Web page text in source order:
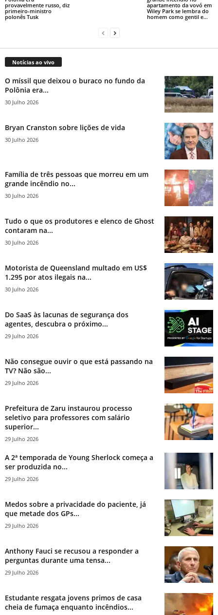
provavelmente russo, diz
primeiro-ministro
polonês Tusk
apartamento da vovó em
Wiley Park se lembra do
homem como gentil e...
Notícias ao vivo
O míssil que deixou o buraco no fundo da
Polônia era...
30 Julho 2026
Bryan Cranston sobre lições de vida
30 Julho 2026
Família de três pessoas que morreu em um
grande incêndio no...
30 Julho 2026
Tudo o que os produtores e elenco de Ghost
contaram na...
30 Julho 2026
Motorista de Queensland multado em US$
1.295 por atos ilegais na...
30 Julho 2026
Do SaaS às lacunas de segurança dos
agentes, descubra o próximo...
29 Julho 2026
Não consegue ouvir o que está passando na
TV? Não são...
29 Julho 2026
Prefeitura de Zaru instaurou processo
seletivo para professores com salário
superior...
29 Julho 2026
A 2ª temporada de Young Sherlock começa a
ser produzida no...
29 Julho 2026
Medos sobre a privacidade do paciente, já
que metade dos GPs...
29 Julho 2026
Anthony Fauci se recusou a responder a
perguntas durante uma tensa...
29 Julho 2026
Estudante resgata jovens primos de casa
cheia de fumaça enquanto incêndios...